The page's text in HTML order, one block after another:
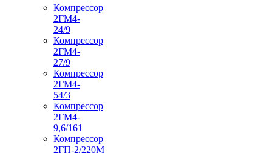
Компрессор
2ГМ4-
24/9
Компрессор
2ГМ4-
27/9
Компрессор
2ГМ4-
54/3
Компрессор
2ГМ4-
9,6/161
Компрессор
2ГП-2/220М